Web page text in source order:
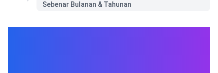
Sebenar Bulanan & Tahunan